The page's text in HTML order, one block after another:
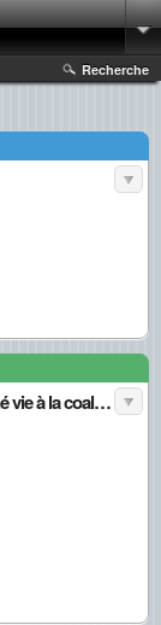
Recherche
Comment Nicolas Sarkozy aura finalement donné vie à la coalition arc-en-ciel … contre lui